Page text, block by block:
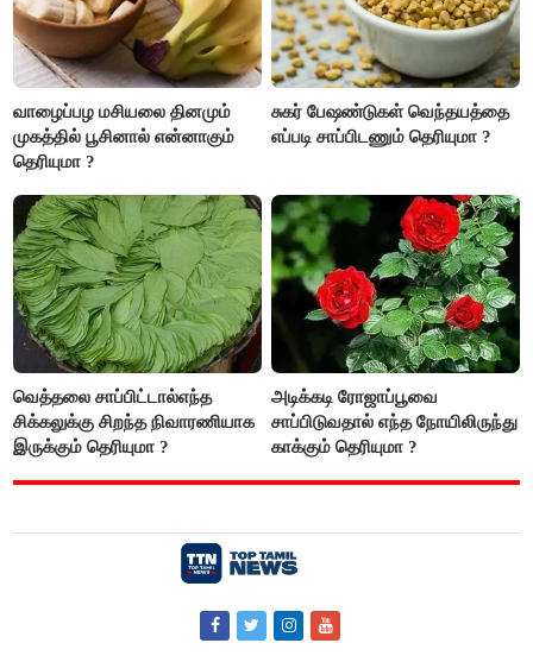
வாழைப்பழ மசியலை தினமும்
முகத்தில் பூசினால் என்னாகும்
தெரியுமா ?
சுகர் பேஷண்டுகள் வெந்தயத்தை
எப்படி சாப்பிடணும் தெரியுமா ?
வெத்தலை சாப்பிட்டால்எந்த
சிக்கலுக்கு சிறந்த நிவாரணியாக
இருக்கும் தெரியுமா ?
அடிக்கடி ரோஜாப்பூவை
சாப்பிடுவதால் எந்த நோயிலிருந்து
காக்கும் தெரியுமா ?